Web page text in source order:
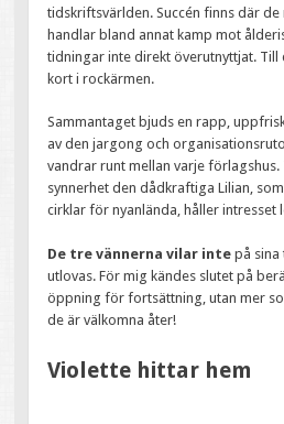
tidskriftsvärlden. Succén finns där de
handlar bland annat kamp mot
tidningar inte direkt överutnyttjat. Till
kort i rockärmen.
Sammantaget bjuds en rapp,
av den jargong och
vandrar runt mellan varje förlagshus.
synnerhet den dådkraftiga Lilian,
cirklar för nyanlända, håller intresset
De tre vännerna vilar inte på
utlovas. För mig kändes slutet på
öppning för fortsättning, utan mer
de är välkomna åter!
Violette hittar hem